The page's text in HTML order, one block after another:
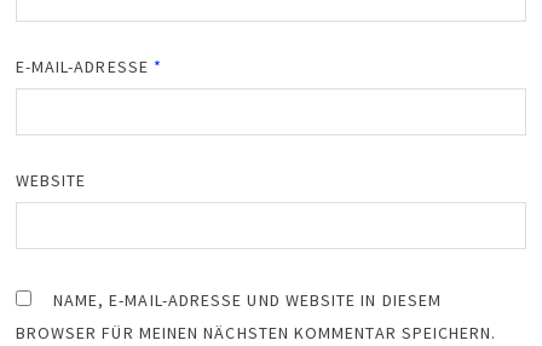
E-MAIL-ADRESSE *
WEBSITE
NAME, E-MAIL-ADRESSE UND WEBSITE IN DIESEM
BROWSER FÜR MEINEN NÄCHSTEN KOMMENTAR SPEICHERN.